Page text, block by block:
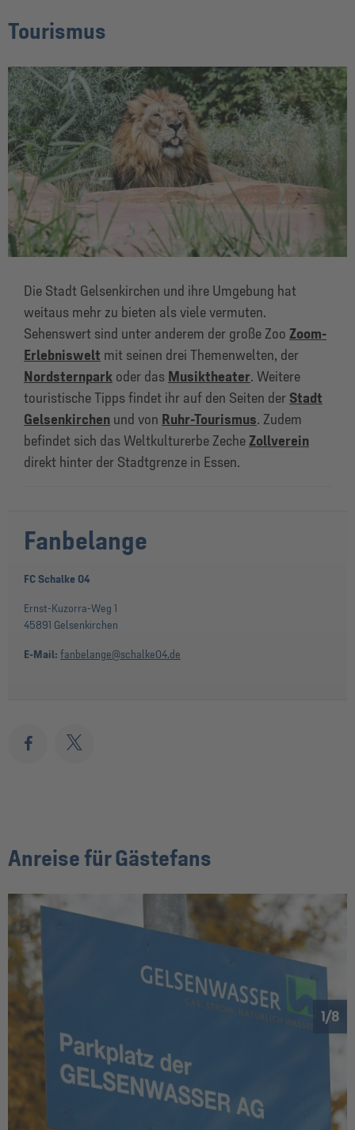
Tourismus
Die Stadt Gelsenkirchen und ihre Umgebung hat
weitaus mehr zu bieten als viele vermuten.
Sehenswert sind unter anderem der große Zoo Zoom-
Erlebniswelt mit seinen drei Themenwelten, der
Nordsternpark oder das Musiktheater. Weitere
touristische Tipps findet ihr auf den Seiten der Stadt
Gelsenkirchen und von Ruhr-Tourismus. Zudem
befindet sich das Weltkulturerbe Zeche Zollverein
direkt hinter der Stadtgrenze in Essen.
Fanbelange
FC Schalke 04
Ernst-Kuzorra-Weg 1
45891 Gelsenkirchen
E-Mail: fanbelange@schalke04.de
Anreise für Gästefans
1 8